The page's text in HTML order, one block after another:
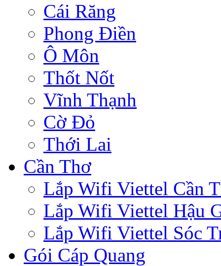
Cái Răng
Phong Điền
Ô Môn
Thốt Nốt
Vĩnh Thạnh
Cờ Đỏ
Thới Lai
Cần Thơ
Lắp Wifi Viettel Cần
Lắp Wifi Viettel Hậu
Lắp Wifi Viettel Sóc
Gói Cáp Quang